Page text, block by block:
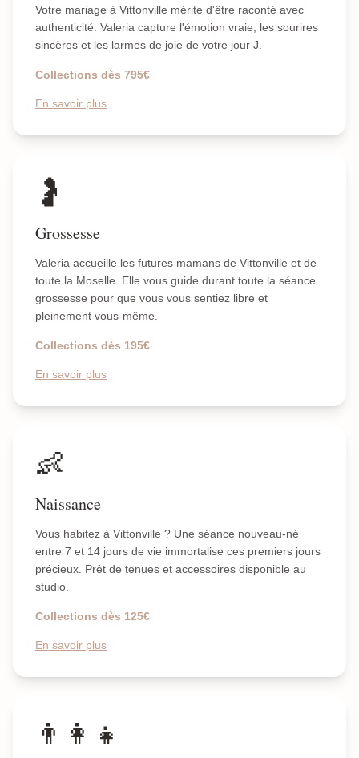
Votre mariage à Vittonville mérite d'être raconté avec
authenticité. Valeria capture l'émotion vraie, les sourires
sincères et les larmes de joie de votre jour J.
Collections dès 795€
En savoir plus
🤰
Grossesse
Valeria accueille les futures mamans de Vittonville et de
toute la Moselle. Elle vous guide durant toute la séance
grossesse pour que vous vous sentiez libre et
pleinement vous-même.
Collections dès 195€
En savoir plus
👶
Naissance
Vous habitez à Vittonville ? Une séance nouveau-né
entre 7 et 14 jours de vie immortalise ces premiers jours
précieux. Prêt de tenues et accessoires disponible au
studio.
Collections dès 125€
En savoir plus
👨‍👩‍👧